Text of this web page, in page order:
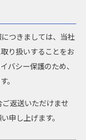
つきましては、当社
り扱いすることをお
バシー保護のため、
。
返送いただけませ
申し上げます。